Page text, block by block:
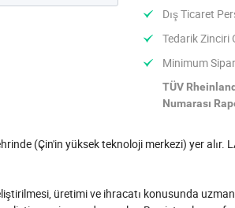
Dış Ticaret
Tedarik Zinciri
Minimum
TÜV
Numarası
(Çin'in yüksek teknoloji merkezi) yer alır.
üretimi ve ihracatı konusunda